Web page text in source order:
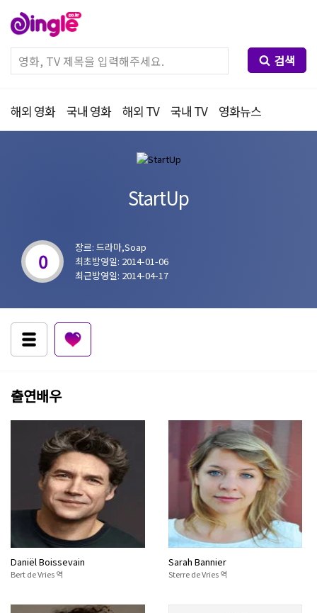
검색
해외 영화 국내 영화 해외 TV 국내 TV 영화뉴스
StartUp
0
장르: 드라마,Soap
최초방영일: 2014-01-06
최근방영일: 2014-04-17
출연배우
Daniël Boissevain
Bert de Vries 역
Sarah Bannier
Sterre de Vries 역